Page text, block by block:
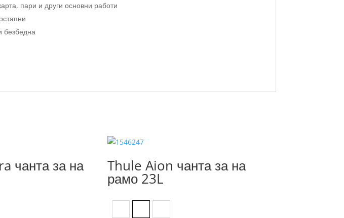
пари и други основни работи
безбедна
чанта за на Thule Aion чанта за на
рамо 23L